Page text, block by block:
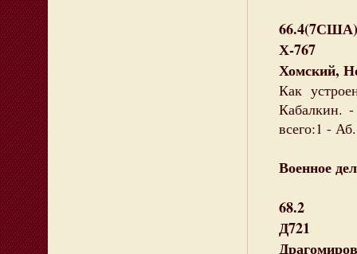
66.4(7США)
Х-767
Хомский,
Как
Кабалкин.
всего:1 -
Военное
68.2
Д721